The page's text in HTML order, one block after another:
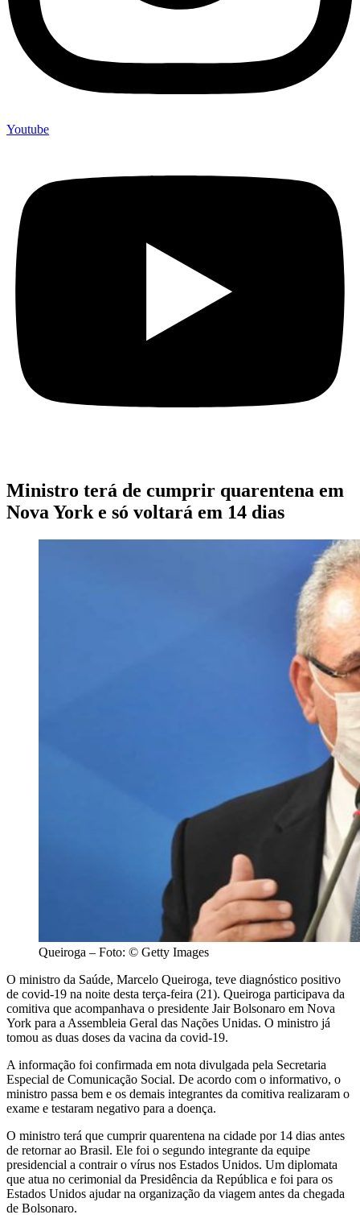
Youtube
Ministro terá de cumprir quarentena em
Nova York e só voltará em 14 dias
Queiroga – Foto: © Getty Images
O ministro da Saúde, Marcelo Queiroga, teve diagnóstico positivo
de covid-19 na noite desta terça-feira (21). Queiroga participava da
comitiva que acompanhava o presidente Jair Bolsonaro em Nova
York para a Assembleia Geral das Nações Unidas. O ministro já
tomou as duas doses da vacina da covid-19.
A informação foi confirmada em nota divulgada pela Secretaria
Especial de Comunicação Social. De acordo com o informativo, o
ministro passa bem e os demais integrantes da comitiva realizaram o
exame e testaram negativo para a doença.
O ministro terá que cumprir quarentena na cidade por 14 dias antes
de retornar ao Brasil. Ele foi o segundo integrante da equipe
presidencial a contrair o vírus nos Estados Unidos. Um diplomata
que atua no cerimonial da Presidência da República e foi para os
Estados Unidos ajudar na organização da viagem antes da chegada
de Bolsonaro.